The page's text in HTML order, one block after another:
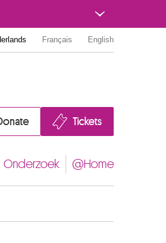
Français English
Tickets
Onderzoek @Home